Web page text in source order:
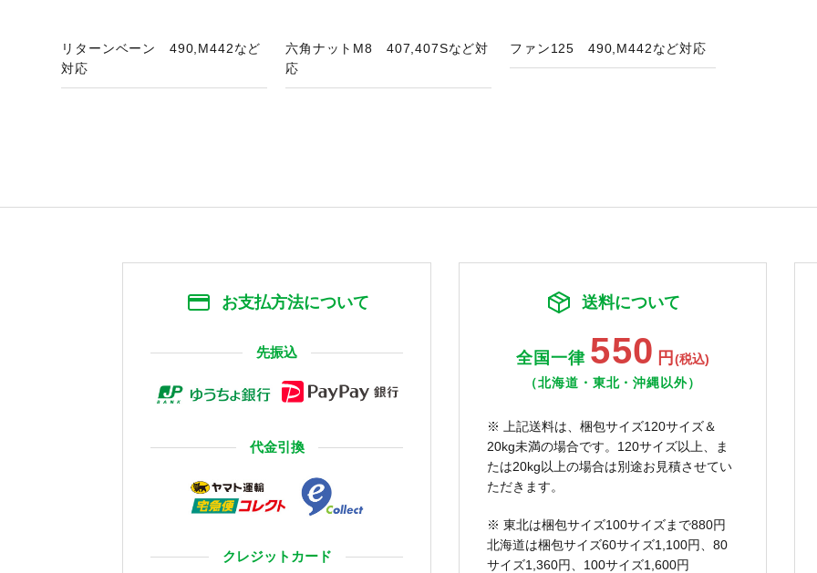
リターンベーン 490,M442など
対応
六角ナットM8 407,407Sなど対
応
ファン125 490,M442など対応
お支払方法について
先振込
代金引換
クレジットカード
送料について
全国一律 550 円 (税込)
（北海道・東北・沖縄以外）
※ 上記送料は、梱包サイズ120サイズ＆
20kg未満の場合です。120サイズ以上、ま
たは20kg以上の場合は別途お見積させてい
ただきます。
※ 東北は梱包サイズ100サイズまで880円
北海道は梱包サイズ60サイズ1,100円、80
サイズ1,360円、100サイズ1,600円